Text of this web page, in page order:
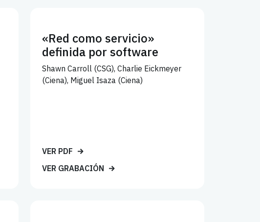
«Red como servicio»
definida por software
Shawn Carroll (CSG), Charlie Eickmeyer
(Ciena), Miguel Isaza (Ciena)
VER PDF
VER GRABACIÓN